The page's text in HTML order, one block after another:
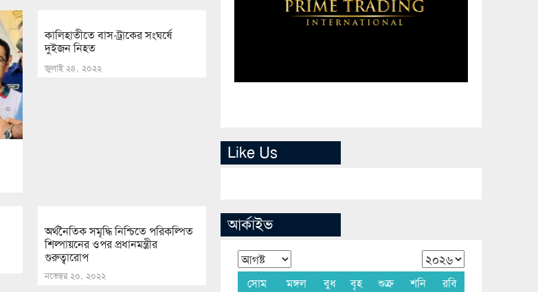
কালিহাতীতে বাস-ট্রাকের সংঘর্ষে
দুইজন নিহত
জুলাই ২৪, ২০২২
অর্থনৈতিক সমৃদ্ধি নিশ্চিতে পরিকল্পিত
শিল্পায়নের ওপর প্রধানমন্ত্রীর
গুরুত্বারোপ
নভেম্বর ২০, ২০২২
Like Us
আর্কাইভ
সোম মঙ্গল বুধ বৃহ শুক্র শনি রবি